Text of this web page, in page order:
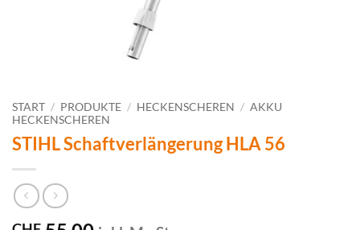
START / PRODUKTE / HECKENSCHEREN / AKKU
HECKENSCHEREN
STIHL Schaftverlängerung HLA 56